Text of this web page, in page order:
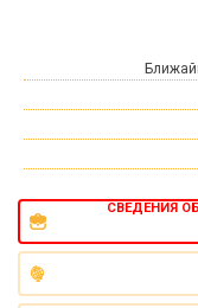
СВЕДЕНИЯ